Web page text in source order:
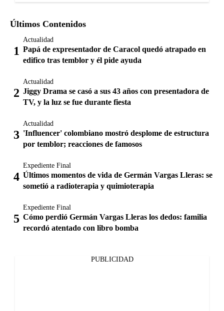
Últimos Contenidos
Actualidad
Papá de expresentador de Caracol quedó atrapado en
edifico tras temblor y él pide ayuda
Actualidad
Jiggy Drama se casó a sus 43 años con presentadora de
TV, y la luz se fue durante fiesta
Actualidad
'Influencer' colombiano mostró desplome de estructura
por temblor; reacciones de famosos
Expediente Final
Últimos momentos de vida de Germán Vargas Lleras: se
sometió a radioterapia y quimioterapia
Expediente Final
Cómo perdió Germán Vargas Lleras los dedos: familia
recordó atentado con libro bomba
PUBLICIDAD